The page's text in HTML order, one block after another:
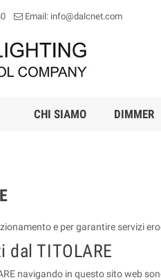
Email: info@dalcnet.com
CHI SIAMO DIMMER
e per garantire servizi
TITOLARE
navigando in questo sito web